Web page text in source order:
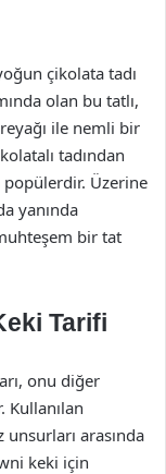
çikolata tadı
olan bu tatlı,
ile nemli bir
tadından
popülerdir. Üzerine
yanında
bir tat
Tarifi
onu diğer
Kullanılan
arasında
keki için